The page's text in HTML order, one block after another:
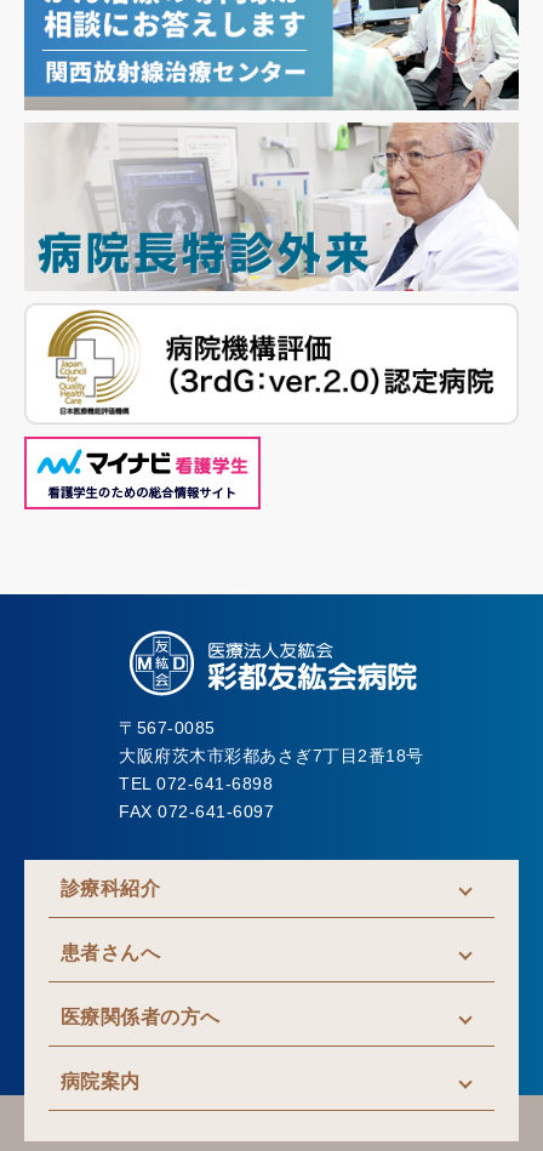
〒567-0085
大阪府茨木市彩都あさぎ7丁目2番18号
TEL 072-641-6898
FAX 072-641-6097
診療科紹介
患者さんへ
医療関係者の方へ
病院案内